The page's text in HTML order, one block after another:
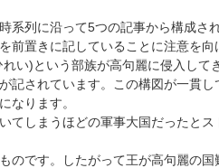
系列に沿って5つの記事から構成さ
置きに記していることに注意を向
い)という部族が高句麗に侵入して
されています。この構図が一貫し
なります。
てしまうほどの軍事大国だったとス
のです。したがって王が高句麗の国